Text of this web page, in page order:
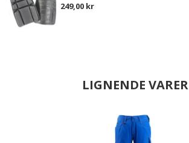
249,00 kr
LIGNENDE VARER